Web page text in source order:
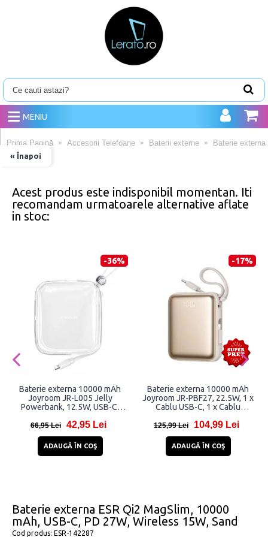
MENIU
« Înapoi
Prima Pagină Accesorii Telefoane Baterii externe Baterie
Acest produs este indisponibil momentan. Iti
recomandam urmatoarele alternative aflate
in stoc:
-36%
Baterie externa 10000 mAh
Joyroom JR-L005 Jelly
Powerbank, 12.5W, USB-C,
Alb
66,95 Lei 42,95 Lei
ADAUGĂ ÎN COŞ
-17%
Baterie externa 10000 mAh
Joyroom JR-PBF27, 22.5W, 1 x
Cablu USB-C, 1 x Cablu
125,99 Lei 104,99 Lei
ADAUGĂ ÎN COŞ
Baterie externa ESR Qi2 MagSlim, 10000
mAh, USB-C, PD 27W, Wireless 15W, Sand
Cod produs: ESR-142287